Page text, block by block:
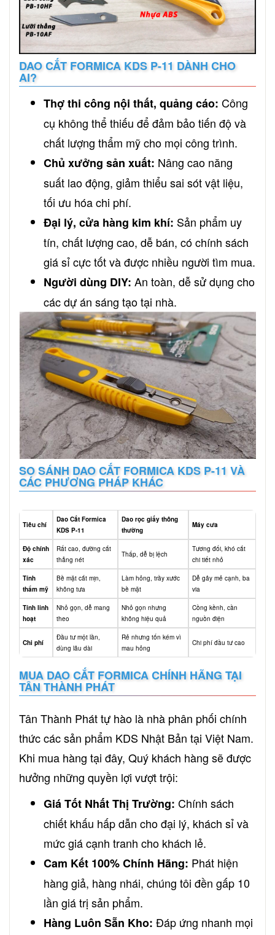
DAO CẮT FORMICA KDS P-11 DÀNH CHO
AI?
Thợ thi công nội thất, quảng cáo: Công
cụ không thể thiếu để đảm bảo tiến độ và
chất lượng thẩm mỹ cho mọi công trình.
Chủ xưởng sản xuất: Nâng cao năng
suất lao động, giảm thiểu sai sót vật liệu,
tối ưu hóa chi phí.
Đại lý, cửa hàng kim khí: Sản phẩm uy
tín, chất lượng cao, dễ bán, có chính sách
giá sỉ cực tốt và được nhiều người tìm mua.
Người dùng DIY: An toàn, dễ sử dụng cho
các dự án sáng tạo tại nhà.
SO SÁNH DAO CẮT FORMICA KDS P-11 VÀ
CÁC PHƯƠNG PHÁP KHÁC
Tiêu chí
Dao Cắt Formica
KDS P-11
Dao rọc giấy thông
thường
Máy cưa
Độ chính
xác
Rất cao, đường cắt
thẳng nét
Thấp, dễ bị lệch
Tương đối, khó cắt
chi tiết nhỏ
Tính
thẩm mỹ
Bề mặt cắt mịn,
không tưa
Làm hỏng, trầy xước
bề mặt
Dễ gây mẻ cạnh, ba
via
Tính linh
hoạt
Nhỏ gọn, dễ mang
theo
Nhỏ gọn nhưng
không hiệu quả
Cồng kềnh, cần
nguồn điện
Chi phí
Đầu tư một lần,
dùng lâu dài
Rẻ nhưng tốn kém vì
mau hỏng
Chi phí đầu tư cao
MUA DAO CẮT FORMICA CHÍNH HÃNG TẠI
TÂN THÀNH PHÁT
Tân Thành Phát tự hào là nhà phân phối chính
thức các sản phẩm KDS Nhật Bản tại Việt Nam.
Khi mua hàng tại đây, Quý khách hàng sẽ được
hưởng những quyền lợi vượt trội:
Giá Tốt Nhất Thị Trường: Chính sách
chiết khấu hấp dẫn cho đại lý, khách sỉ và
mức giá cạnh tranh cho khách lẻ.
Cam Kết 100% Chính Hãng: Phát hiện
hàng giả, hàng nhái, chúng tôi đền gấp 10
lần giá trị sản phẩm.
Hàng Luôn Sẵn Kho: Đáp ứng nhanh mọi